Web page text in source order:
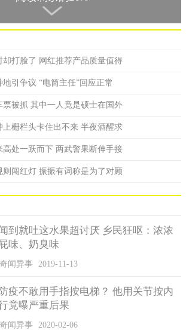
们小时候玩老鹰抓小鸡的游戏时是有多个
只小鸡，当被抓住了三只之后理应还剩下两
老师觉得两只的答案是错误的呢。事后老师
的答案应该是剩下三只小鸡。
在教育的固有模式困住了大家的想象力，
人应该都记得小时候有一个猎人开枪打小鸟
树上到底还剩多少只小鸟呢？十个人都有十
却打脸了 网红推荐产品质量值得
引争议 “电筒主任”回应正常
被抓 其中一人竟是硕士在国外
栅栏头卡住出不来 半夜酒醒求
处一跃而下 两武警果断伸手接
闯红灯 振振有词称是为了对顾
到就吐这水果超讨厌 乡民狂呕：浓浓
味、奶臭味
奇闻异事 2019-11-13
防疫不敢用手指按电梯？ 他用关节按内
竟曝严重后果
奇闻异事 2020-02-06